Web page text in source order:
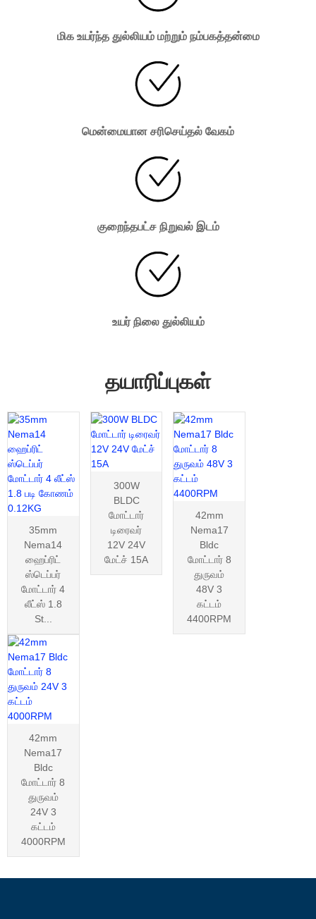
மிக உயர்ந்த துல்லியம் மற்றும் நம்பகத்தன்மை
மென்மையான சரிசெய்தல் வேகம்
குறைந்தபட்ச நிறுவல் இடம்
உயர் நிலை துல்லியம்
தயாரிப்புகள்
35mm
Nema14
ஹைப்ரிட்
ஸ்டெப்பர்
மோட்டார் 4
லீட்ஸ் 1.8
St...
300W
BLDC
மோட்டார்
டிரைவர்
12V 24V
மேட்ச் 15A
42mm
Nema17
Bldc
மோட்டார் 8
துருவம்
48V 3
கட்டம்
4400RPM
42mm
Nema17
Bldc
மோட்டார் 8
துருவம்
24V 3
கட்டம்
4000RPM